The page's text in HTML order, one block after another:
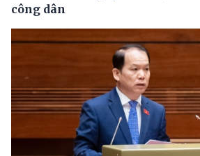
công dân